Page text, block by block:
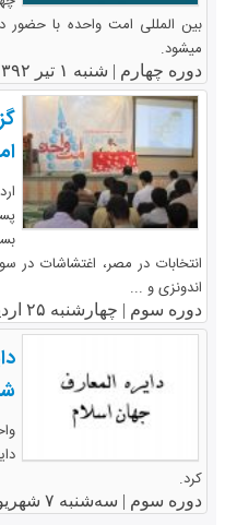
بین المللی امت واحده با حضور
میشود.
دوره چهارم | شنبه ۱ تیر ۱۳۹۲
انتخابات در مصر، اغتشاشات در
اندونزی و ...
دوره سوم | چهارشنبه ۲۵ اردیبهشت ۱۳۹۲
کرد.
دوره سوم | سه‌شنبه ۷ شهریور ۱۳۹۱